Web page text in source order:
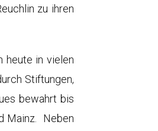
zu ihren
heute in vielen
Stiftungen,
bewahrt bis
Mainz. Neben